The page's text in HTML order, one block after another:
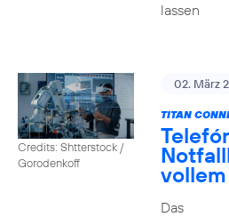
lassen
Credits: Shtterstock /
Gorodenkoff
02. März
TITAN
Das